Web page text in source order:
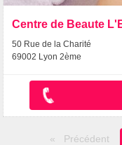
Centre de Beaute
50 Rue de la Charité
69002 Lyon 2ème
Précédent